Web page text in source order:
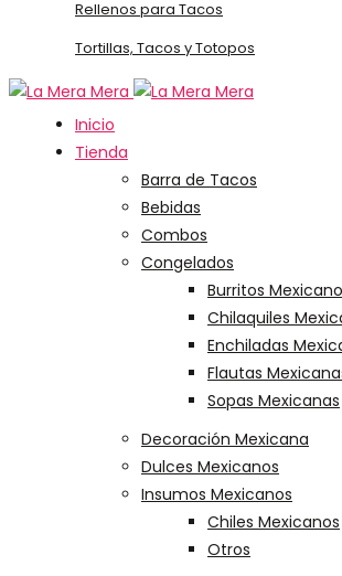
Rellenos para Tacos
Tortillas, Tacos y Totopos
Inicio
Tienda
Barra de Tacos
Bebidas
Combos
Congelados
Burritos
Chilaquiles
Enchiladas
Flautas
Sopas Mexicanas
Decoración Mexicana
Dulces Mexicanos
Insumos Mexicanos
Chiles Mexicanos
Otros